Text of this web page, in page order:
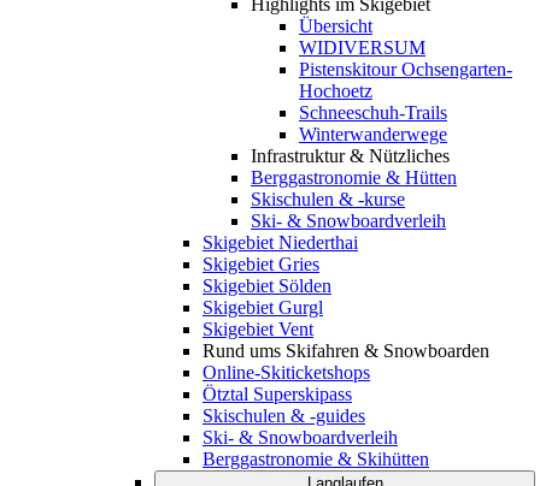
Highlights im Skigebiet
Übersicht
WIDIVERSUM
Pistenskitour Ochsengarten-
Hochoetz
Schneeschuh-Trails
Winterwanderwege
Infrastruktur & Nützliches
Berggastronomie & Hütten
Skischulen & -kurse
Ski- & Snowboardverleih
Skigebiet Niederthai
Skigebiet Gries
Skigebiet Sölden
Skigebiet Gurgl
Skigebiet Vent
Rund ums Skifahren & Snowboarden
Online-Skiticketshops
Ötztal Superskipass
Skischulen & -guides
Ski- & Snowboardverleih
Berggastronomie & Skihütten